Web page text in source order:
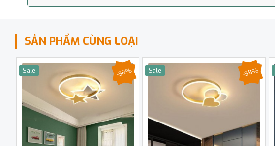
SẢN PHẨM CÙNG LOẠI
Sale -38% Sale -38%